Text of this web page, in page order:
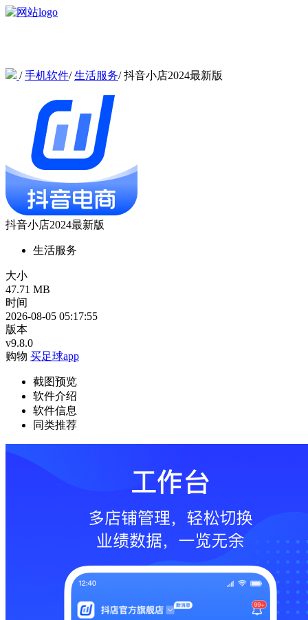
/手机软件/生活服务/抖音小店2024最新版
抖音小店2024最新版
生活服务
大小
47.71 MB
时间
2026-08-05 05:17:55
版本
v9.8.0
购物 买足球app
截图预览
软件介绍
软件信息
同类推荐